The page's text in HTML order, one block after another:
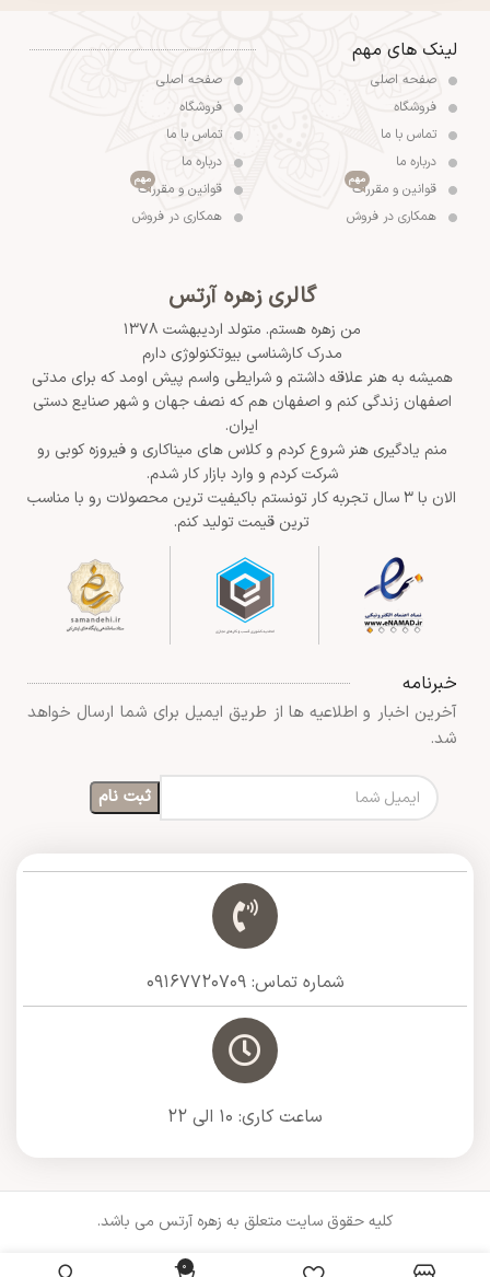
لینک های مهم
صفحه اصلی
فروشگاه
تماس با ما
درباره ما
قوانین و مقررات
مهم
همکاری در فروش
صفحه اصلی
فروشگاه
تماس با ما
درباره ما
قوانین و مقررات
مهم
همکاری در فروش
گالری زهره آرتس
من زهره هستم. متولد اردیبهشت ۱۳۷۸
مدرک کارشناسی بیوتکنولوژی دارم
همیشه به هنر علاقه داشتم و شرایطی واسم پیش اومد که برای مدتی
اصفهان زندگی کنم و اصفهان هم که نصف جهان و شهر صنایع دستی
ایران.
منم یادگیری هنر شروع کردم و کلاس های میناکاری و فیروزه کوبی رو
شرکت کردم و وارد بازار کار شدم.
الان با ۳ سال تجربه کار تونستم باکیفیت ترین محصولات رو با مناسب
ترین قیمت تولید کنم.
خبرنامه
آخرین اخبار و اطلاعیه ها از طریق ایمیل برای شما ارسال خواهد
شد.
شماره تماس: 09167720709
ساعت کاری: 10 الی 22
کلیه حقوق سایت متعلق به زهره آرتس می باشد.
0